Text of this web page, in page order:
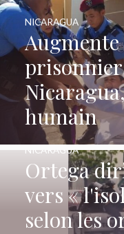
humain
NICARAGUA
Ortega
vers «
selon les
NICARAGUA